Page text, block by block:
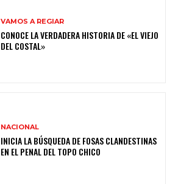
VAMOS A REGIAR
CONOCE LA VERDADERA HISTORIA DE «EL VIEJO
DEL COSTAL»
NACIONAL
INICIA LA BÚSQUEDA DE FOSAS CLANDESTINAS
EN EL PENAL DEL TOPO CHICO